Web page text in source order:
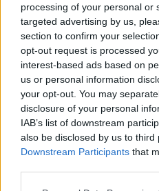
processing of your personal or
targeted advertising by us,
section to confirm your
opt-out request is processed
interest-based ads based on
us or personal information
your opt-out. You may
disclosure of your personal
IAB’s list of downstream
also be disclosed by us to third
Downstream Participants that
Από την πλευρά του, το
πιάστηκε στον ύπνο σε
συνέπεσε με την αργία
Εβραίους και, μάλιστα,
θρησκευτικής γιορτής.